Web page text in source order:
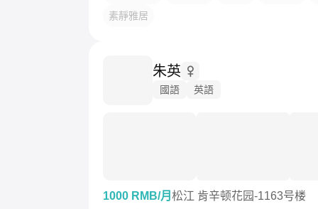
素靜雅居
朱英
國語 英語
1000 RMB/月 松江 肯辛顿花园-1163号楼